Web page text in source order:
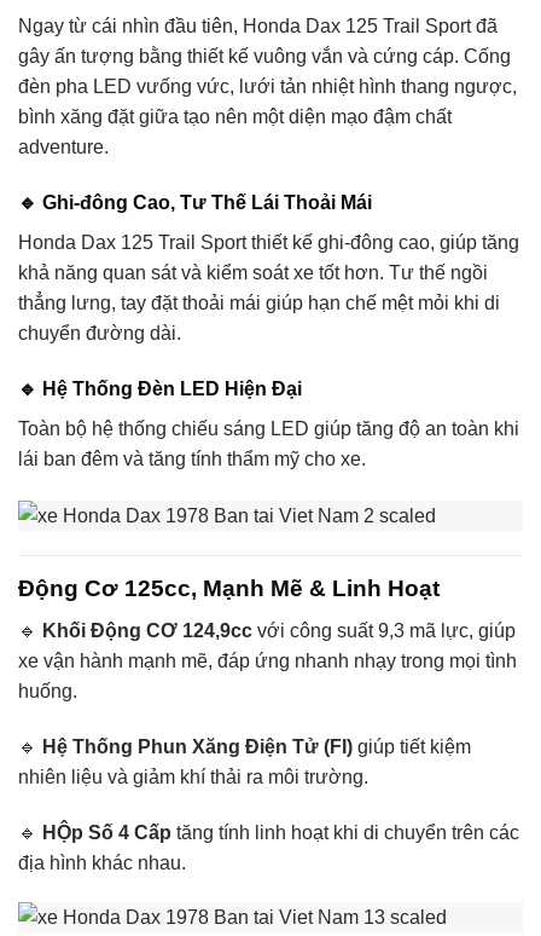
Ngay từ cái nhìn đầu tiên, Honda Dax 125 Trail Sport đã
gây ấn tượng bằng thiết kế vuông vắn và cứng cáp. Cống
đèn pha LED vưống vức, lưới tản nhiệt hình thang ngược,
bình xăng đặt giữa tạo nên một diện mạo đậm chất
adventure.
🔹 Ghi-đông Cao, Tư Thế Lái Thoải Mái
Honda Dax 125 Trail Sport thiết kế ghi-đông cao, giúp tăng
khả năng quan sát và kiểm soát xe tốt hơn. Tư thế ngồi
thẳng lưng, tay đặt thoải mái giúp hạn chế mệt mỏi khi di
chuyển đường dài.
🔹 Hệ Thống Đèn LED Hiện Đại
Toàn bộ hệ thống chiếu sáng LED giúp tăng độ an toàn khi
lái ban đêm và tăng tính thẩm mỹ cho xe.
Động Cơ 125cc, Mạnh Mẽ & Linh Hoạt
🔹 Khối Động CƠ 124,9cc với công suất 9,3 mã lực, giúp
xe vận hành mạnh mẽ, đáp ứng nhanh nhạy trong mọi tình
huống.
🔹 Hệ Thống Phun Xăng Điện Tử (FI) giúp tiết kiệm
nhiên liệu và giảm khí thải ra môi trường.
🔹 HỘp Số 4 Cấp tăng tính linh hoạt khi di chuyển trên các
địa hình khác nhau.